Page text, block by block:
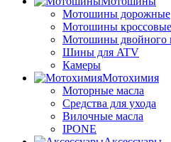
Мотошины дорожные
Мотошины кроссовые
Мотошины двойного
Шины для ATV
Камеры
Мотохимия
Моторные масла
Средства для ухода
Вилочные масла
IPONE